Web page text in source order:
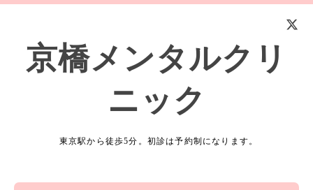
京橋メンタルクリ
ニック
東京駅から徒歩5分。初診は予約制になります。